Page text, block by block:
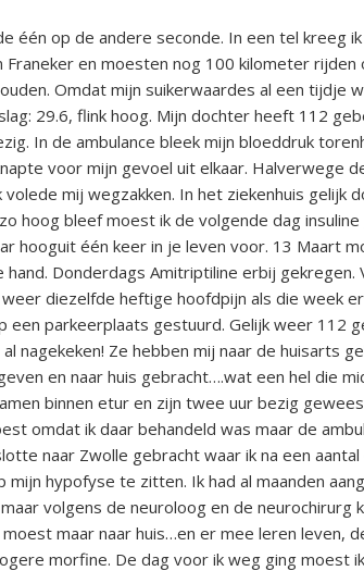
één op de andere seconde. In een tel kreeg
en moesten nog 100 kilometer rijden
Omdat mijn suikerwaardes al een tijdje
29.6, flink hoog. Mijn dochter heeft 112
In de ambulance bleek mijn bloeddruk
voor mijn gevoel uit elkaar. Halverwege
mij wegzakken. In het ziekenhuis gelijk
hoog bleef moest ik de volgende dag insuline
hooguit één keer in je leven voor. 13 Maart
Donderdags Amitriptiline erbij gekregen.
diezelfde heftige hoofdpijn als die week
een parkeerplaats gestuurd. Gelijk weer 112
nagekeken! Ze hebben mij naar de huisarts
en naar huis gebracht….wat een hel die
binnen etur en zijn twee uur bezig
omdat ik daar behandeld was maar de
naar Zwolle gebracht waar ik na een
mijn hypofyse te zitten. Ik had al maanden
volgens de neuroloog en de neurochirurg
maar naar huis…en er mee leren leven,
morfine. De dag voor ik weg ging moest